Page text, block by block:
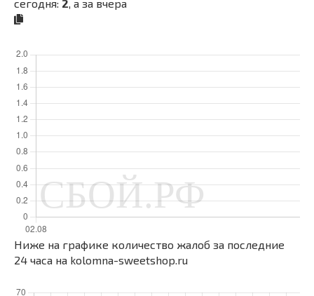
сегодня: 2 , а за вчера
Ниже на графике количество жалоб за последние
24 часа на kolomna-sweetshop.ru